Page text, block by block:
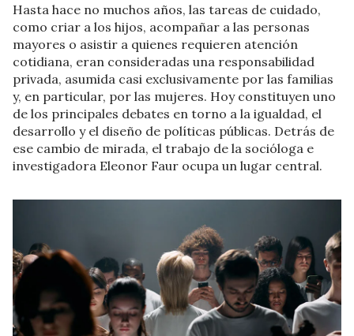
Hasta hace no muchos años, las tareas de cuidado,
como criar a los hijos, acompañar a las personas
mayores o asistir a quienes requieren atención
cotidiana, eran consideradas una responsabilidad
privada, asumida casi exclusivamente por las familias
y, en particular, por las mujeres. Hoy constituyen uno
de los principales debates en torno a la igualdad, el
desarrollo y el diseño de políticas públicas. Detrás de
ese cambio de mirada, el trabajo de la socióloga e
investigadora Eleonor Faur ocupa un lugar central.